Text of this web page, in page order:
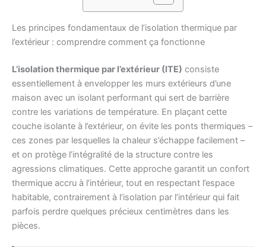
Les principes fondamentaux de l’isolation thermique par
l’extérieur : comprendre comment ça fonctionne
L’isolation thermique par l’extérieur (ITE) consiste
essentiellement à envelopper les murs extérieurs d’une
maison avec un isolant performant qui sert de barrière
contre les variations de température. En plaçant cette
couche isolante à l’extérieur, on évite les ponts thermiques –
ces zones par lesquelles la chaleur s’échappe facilement –
et on protège l’intégralité de la structure contre les
agressions climatiques. Cette approche garantit un confort
thermique accru à l’intérieur, tout en respectant l’espace
habitable, contrairement à l’isolation par l’intérieur qui fait
parfois perdre quelques précieux centimètres dans les
pièces.